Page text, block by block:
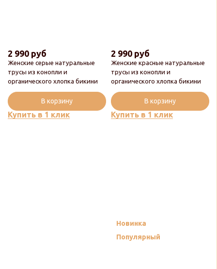
Женские серые натуральные
трусы из конопли и
органического хлопка бикини
2 990 руб
Купить в 1 клик
В корзину
Женские красные натуральные
трусы из конопли и
органического хлопка бикини
2 990 руб
Купить в 1 клик
В корзину
Новинка
Популярный